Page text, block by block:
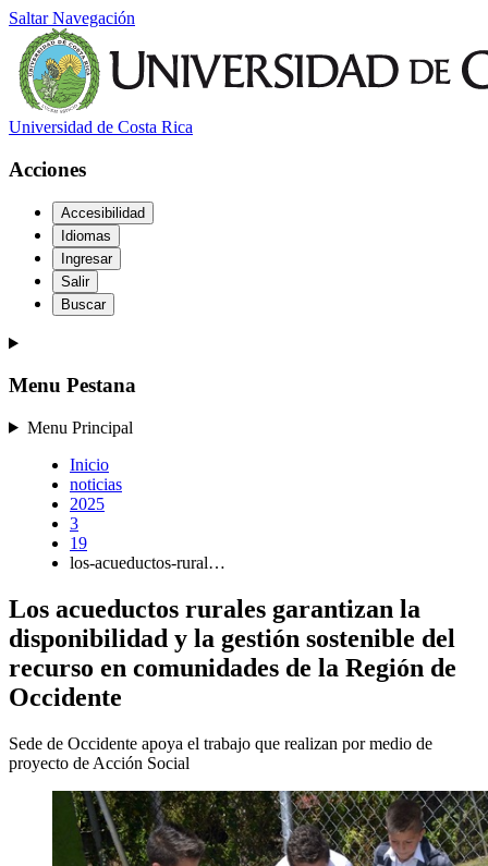
Saltar Navegación
Universidad de Costa Rica
Acciones
Accesibilidad
Idiomas
Ingresar
Salir
Buscar
Menu Pestana
Menu Principal
Inicio
noticias
2025
3
19
los-acueductos-rural…
Los acueductos rurales garantizan la
disponibilidad y la gestión sostenible del
recurso en comunidades de la Región de
Occidente
Sede de Occidente apoya el trabajo que realizan por medio de
proyecto de Acción Social